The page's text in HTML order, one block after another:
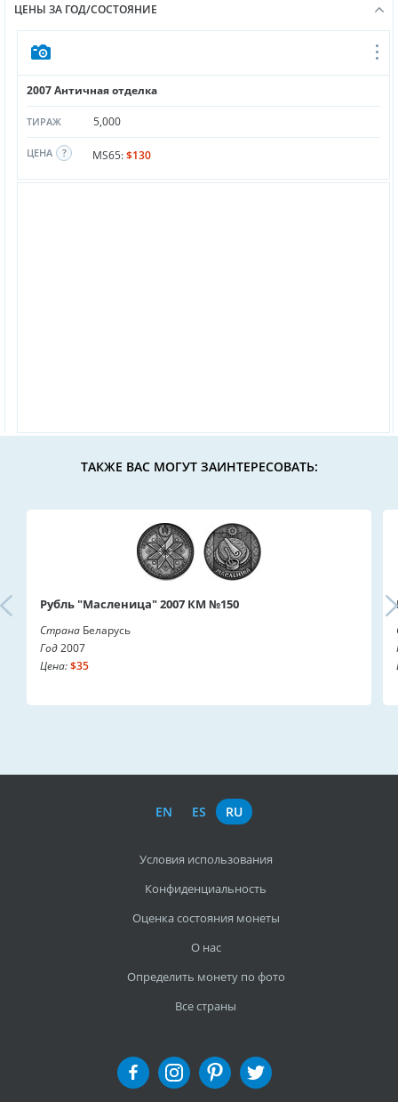
ЦЕНЫ ЗА ГОД/СОСТОЯНИЕ
2007 Античная отделка
ТИРАЖ 5,000
ЦЕНА MS65:$130
ТАКЖЕ ВАС МОГУТ ЗАИНТЕРЕСОВАТЬ:
Рубль "Масленица" 2007 КМ №150
Страна Беларусь
Год2007
Цена:$35
EN ES RU
Условия использования
Конфиденциальность
Оценка состояния монеты
О нас
Определить монету по фото
Все страны